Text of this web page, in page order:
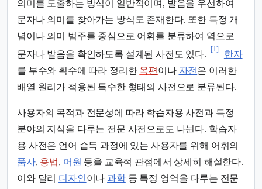
의미를 도출하는 방식이 일반적이며, 발음을 우선하여
문자나 의미를 찾아가는 방식도 존재한다. 또한 특정 개
념이나 의미 범주를 중심으로 어휘를 분류하여 역으로
문자나 발음을 확인하도록 설계된 사전도 있다.
[1]
한자
를 부수와 획수에 따라 정리한 옥편이나 자전은 이러한
배열 원리가 적용된 특수한 형태의 사전으로 분류된다.
사용자의 목적과 전문성에 따라 학습자용 사전과 특정
분야의 지식을 다루는 전문 사전으로도 나뉜다. 학습자
용 사전은 언어 습득 과정에 있는 사용자를 위해 어휘의
품사, 용법, 어원 등을 교육적 관점에서 상세히 해설한다.
이와 달리 디자인이나 과학등 특정 영역을 다루는 전문